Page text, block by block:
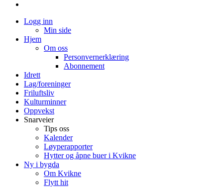
Logg inn
Min side
Hjem
Om oss
Personvernerklæring
Abonnement
Idrett
Lag/foreninger
Friluftsliv
Kulturminner
Oppvekst
Snarveier
Tips oss
Kalender
Løyperapporter
Hytter og åpne buer i Kvikne
Ny i bygda
Om Kvikne
Flytt hit